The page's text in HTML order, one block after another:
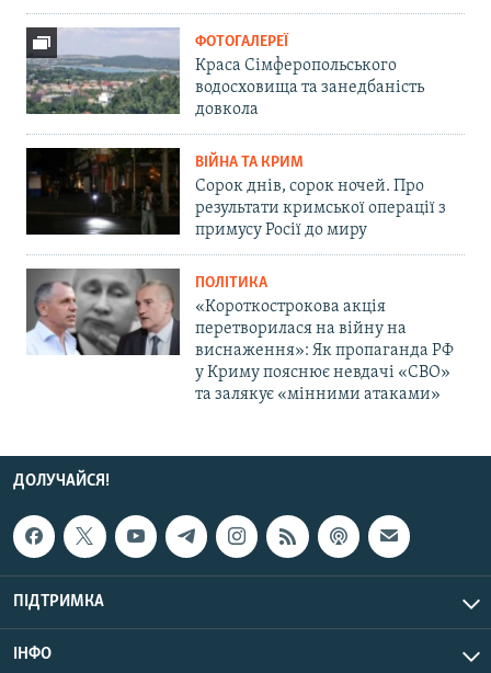
ФОТОГАЛЕРЕЇ
Краса Сімферопольського
водосховища та занедбаність
довкола
ВІЙНА ТА КРИМ
Сорок днів, сорок ночей. Про
результати кримської операції з
примусу Росії до миру
ПОЛІТИКА
«Короткострокова акція
перетворилася на війну на
виснаження»: Як пропаганда РФ
у Криму пояснює невдачі «СВО»
та залякує «мінними атаками»
ДОЛУЧАЙСЯ!
ПІДТРИМКА
ІНФО